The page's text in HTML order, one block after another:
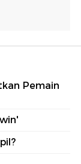
Pemain